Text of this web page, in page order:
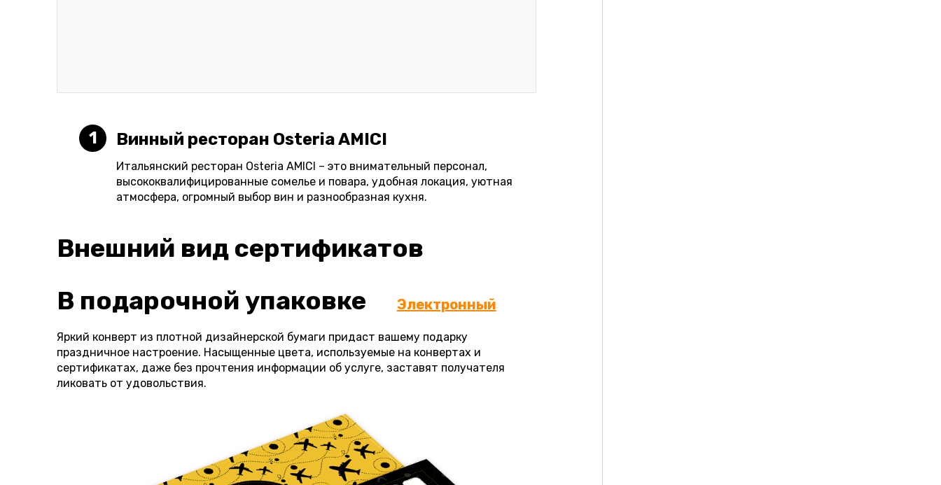
1 Винный ресторан Osteria AMICI
Итальянский ресторан Osteria AMICI – это внимательный персонал,
высококвалифицированные сомелье и повара, удобная локация, уютная
атмосфера, огромный выбор вин и разнообразная кухня.
Внешний вид сертификатов
В подарочной упаковке
Электронный
Яркий конверт из плотной дизайнерской бумаги придаст вашему подарку
праздничное настроение. Насыщенные цвета, используемые на конвертах и
сертификатах, даже без прочтения информации об услуге, заставят получателя
ликовать от удовольствия.